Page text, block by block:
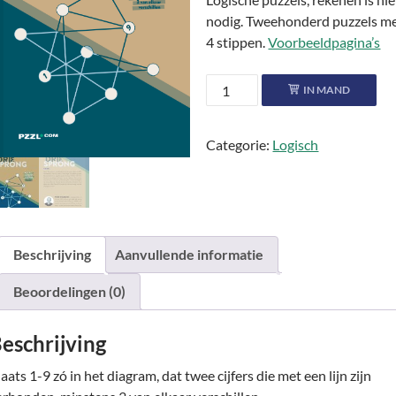
nodig. Tweehonderd puzzels
4 stippen.Voorbeeldpagina’s
Driesprong
●●●●
IN MAND
Categorie: Logisch
Beschrijving Aanvullende informatie
Beoordelingen (0)
1-9 zó in het diagram, dat twee cijfers die met een lijn zijn